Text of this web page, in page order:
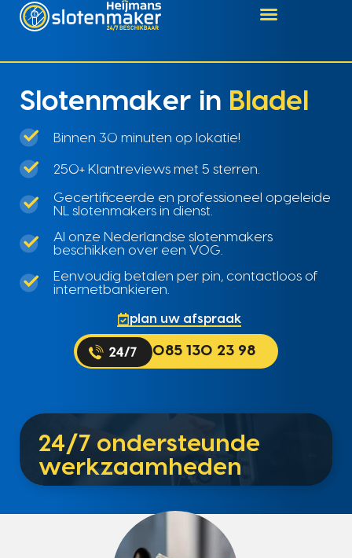
Slotenmaker in Bladel
Binnen 30 minuten op lokatie!
250+ Klantreviews met 5 sterren.
Gecertificeerde en professioneel opgeleide
NL slotenmakers in dienst.
Al onze Nederlandse slotenmakers
beschikken over een VOG.
Eenvoudig betalen per pin, contactloos of
internetbankieren.
plan uw afspraak
085 130 23 98
24/7 ondersteunde
werkzaamheden